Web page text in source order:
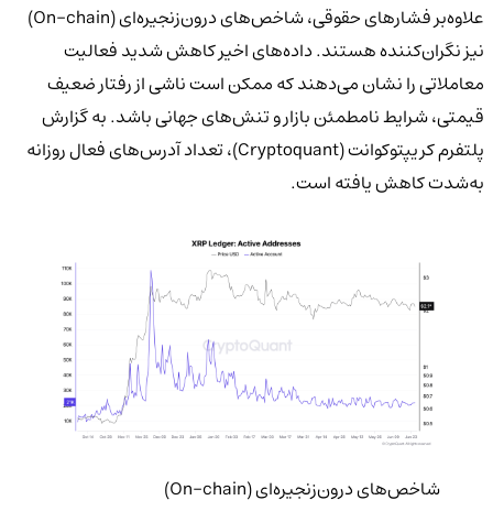
علاوه‌بر فشارهای حقوقی، شاخص‌های درون‌زنجیره‌ای (On-chain)
نیز نگران‌کننده هستند. داده‌های اخیر کاهش شدید فعالیت
معاملاتی را نشان می‌دهند که ممکن است ناشی از رفتار ضعیف
قیمتی، شرایط نامطمئن بازار و تنش‌های جهانی باشد. به گزارش
پلتفرم کریپتوكوانت (Cryptoquant)، تعداد آدرس‌های فعال روزانه
به‌شدت کاهش یافته است.
شاخص‌های درون‌زنجیره‌ای (On-chain)